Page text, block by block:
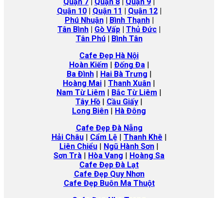
Quận 10| Quận 11 | Quận 12|
Phú Nhuận| Bình Thạnh|
Tân Bình | Gò Vấp | Thủ Đức |
Tân Phú| Bình Tân
Cafe Đẹp Hà Nội
Hoàn Kiếm | Đống Đa|
Ba Đình| Hai Bà Trưng |
Hoàng Mai | Thanh Xuân |
Nam Từ Liêm | Bắc Từ Liêm |
Tây Hồ | Cầu Giấy |
Long Biên | Hà Đông
Cafe Đẹp Đà Nẵng
Hải Châu| Cẩm Lệ| Thanh Khê |
Liên Chiểu | Ngũ Hành Sơn |
Sơn Trà | Hòa Vang | Hoàng Sa
Cafe Đẹp Đà Lạt
Cafe Đẹp Quy Nhơn
Cafe Đẹp Buôn Ma Thuột